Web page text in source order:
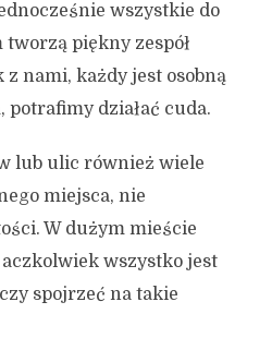
wszystkie do
tworzą piękny zespół
z nami, każdy jest osobną
potrafimy działać cuda.
lub ulic również wiele
miejsca, nie
W dużym mieście
wszystko jest
spojrzeć na takie